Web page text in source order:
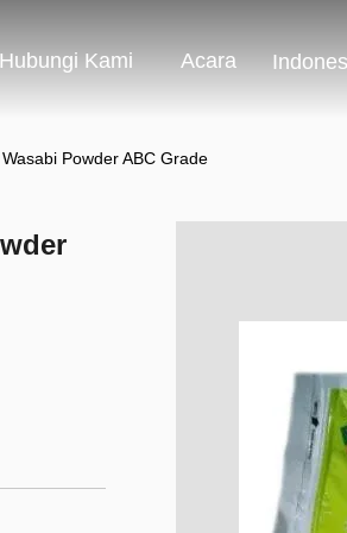
Hubungi Kami Acara
Powder ABC Grade